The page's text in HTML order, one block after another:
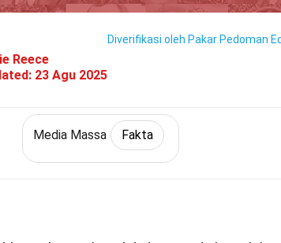
Reece
23 Agu 2025
Diverifikasi oleh Pakar Pedoman
Media Massa Fakta